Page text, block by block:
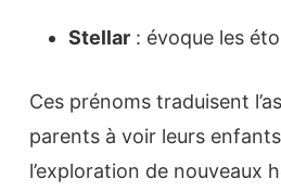
Stellar : évoque les
Ces prénoms traduisent
parents à voir leurs
l’exploration de nouveaux